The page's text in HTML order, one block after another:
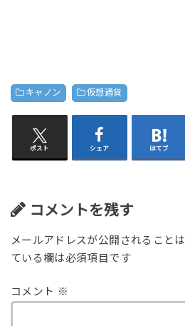
キャノン 仮想通貨
ポスト シェア はてブ
コメントを残す
メールアドレスが公開されること
ている欄は必須項目です
コメント ※